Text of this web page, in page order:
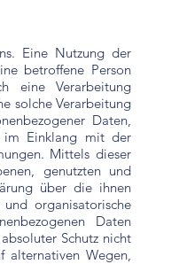
Eine Nutzung der
betroffene Person
eine Verarbeitung
solche Verarbeitung
Daten,
im Einklang mit der
Mittels dieser
genutzten und
über die ihnen
organisatorische
Daten
Schutz nicht
alternativen Wegen,